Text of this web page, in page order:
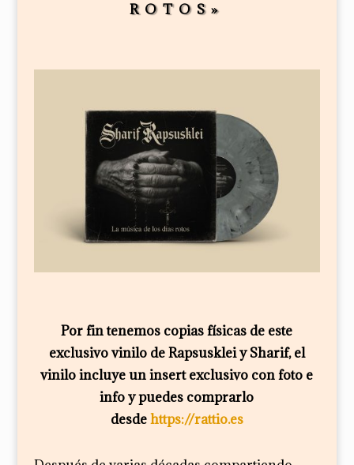
ROTOS»
Por fin tenemos copias físicas de este
exclusivo vinilo de Rapsusklei y Sharif, el
vinilo incluye un insert exclusivo con foto e
info y puedes comprarlo
desdehttps://rattio.es